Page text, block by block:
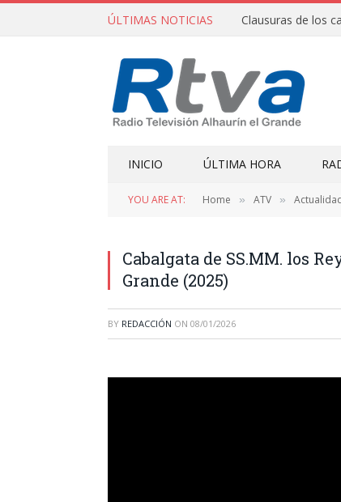
ÚLTIMAS NOTICIAS
INICIO ÚLTIMA HORA
YOU ARE AT: Home » ATV »
Cabalgata de SS.MM. los
Grande (2025)
BY REDACCIÓN ON 08/01/2026